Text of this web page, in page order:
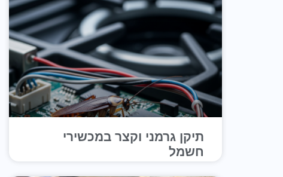
תיקן גרמני וקצר במכשירי
חשמל